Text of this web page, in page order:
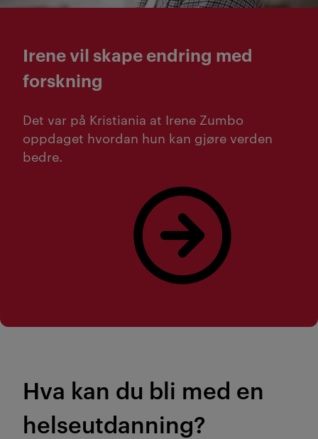
Irene vil skape endring med
forskning
Det var på Kristiania at Irene Zumbo
oppdaget hvordan hun kan gjøre verden
bedre.
Les mer om Irene Zumbo!
Hva kan du bli med en
helseutdanning?